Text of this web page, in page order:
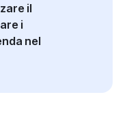
il
i
nel